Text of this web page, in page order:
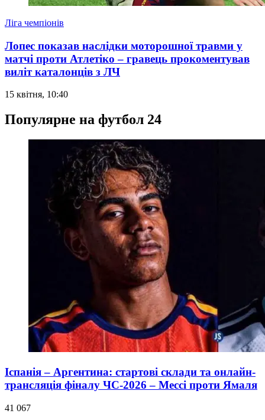
Ліга чемпіонів
Лопес показав наслідки моторошної травми у
матчі проти Атлетіко – гравець прокоментував
виліт каталонців з ЛЧ
15 квітня, 10:40
Популярне на футбол 24
Іспанія – Аргентина: стартові склади та онлайн-
трансляція фіналу ЧС-2026 – Мессі проти Ямаля
41 067